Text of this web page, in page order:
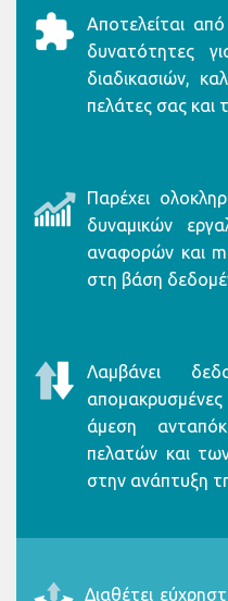
Αποτελείται
δυνατότητες
διαδικασιών,
πελάτες σας και
Παρέχει
δυναμικών
αναφορών και
στη βάση
Λαμβάνει
άμεση
πελατών και
στην ανάπτυξη
Διαθέτει